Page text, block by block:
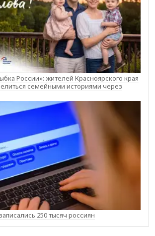
России»: жителей Красноярского края
семейными историями через
250 тысяч россиян